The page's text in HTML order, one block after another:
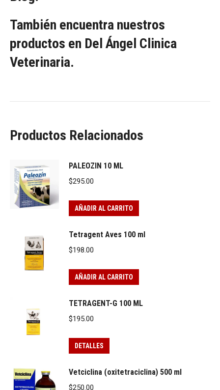
También encuentra nuestros
productos en Del Ángel Clinica
Veterinaria.
Productos Relacionados
PALEOZIN 10 ML
$295.00
AÑADIR AL CARRITO
Tetragent Aves 100 ml
$198.00
AÑADIR AL CARRITO
TETRAGENT-G 100 ML
$195.00
DETALLES
Vetciclina (oxitetraciclina) 500 ml
$250.00